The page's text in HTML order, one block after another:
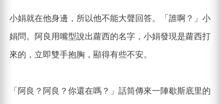
小娟就在他身邊，所以他不能大聲回答。「誰啊？」小
娟問。阿良用嘴型說出蘿西的名字，小娟發現是蘿西打
來的，立即雙手抱胸，顯得有些不安。
「阿良？阿良？你還在嗎？」話筒傳來一陣歇斯底里的